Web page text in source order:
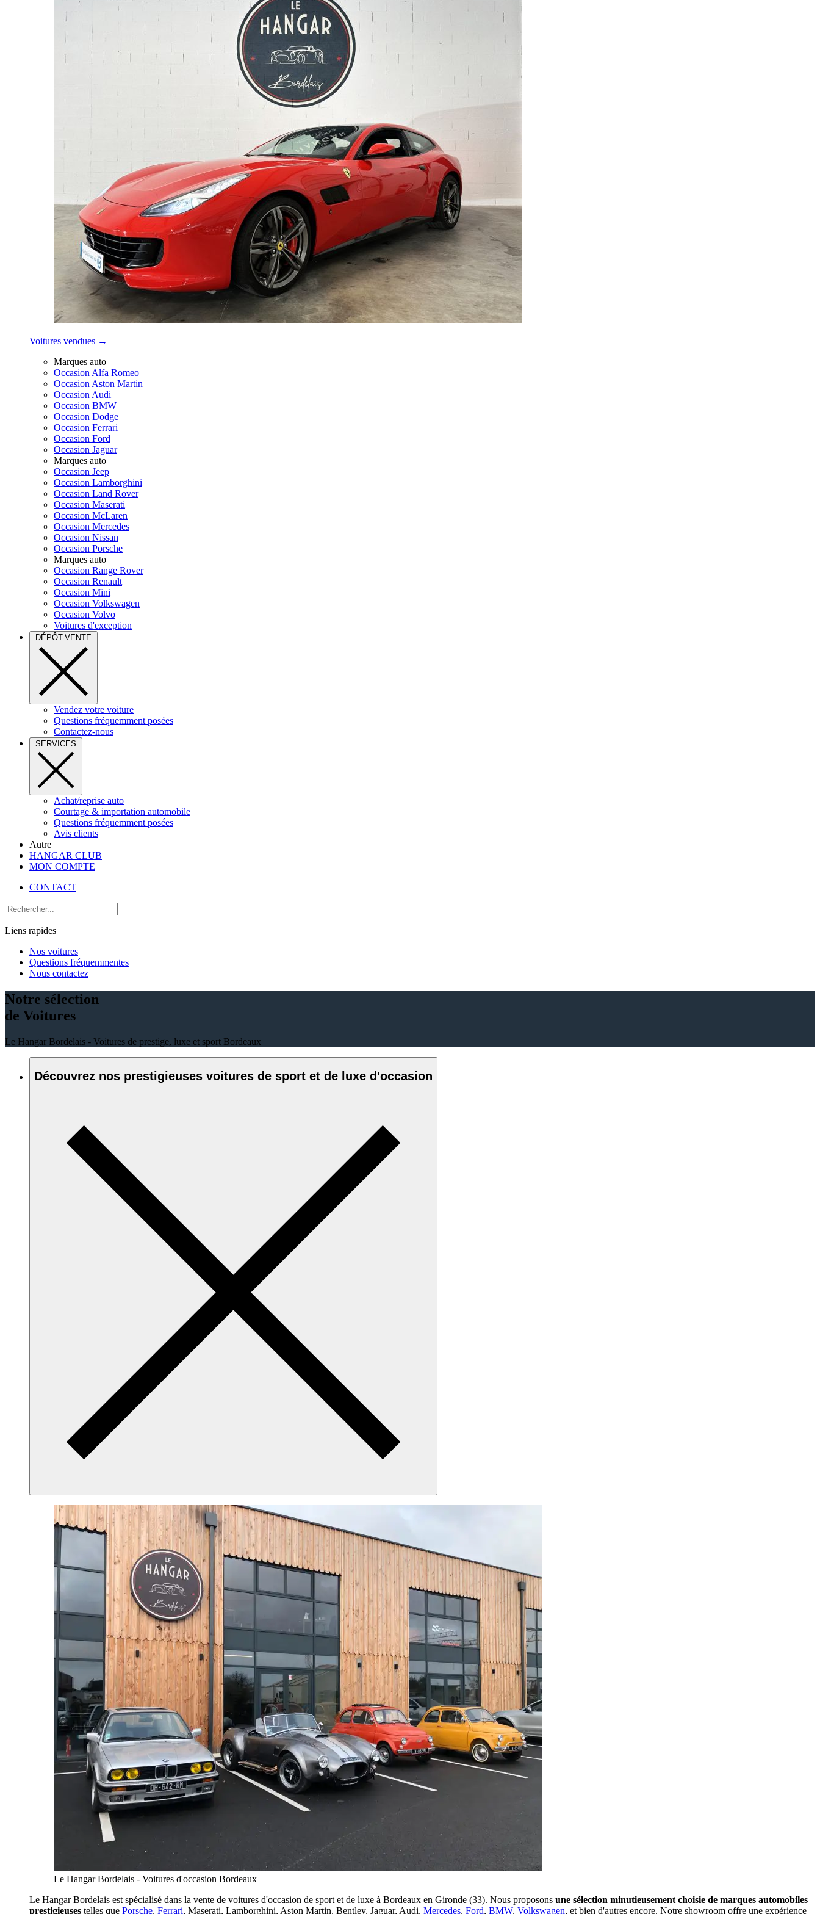
Voitures vendues →
Marques auto
Occasion Alfa Romeo
Occasion Aston Martin
Occasion Audi
Occasion BMW
Occasion Dodge
Occasion Ferrari
Occasion Ford
Occasion Jaguar
Marques auto
Occasion Jeep
Occasion Lamborghini
Occasion Land Rover
Occasion Maserati
Occasion McLaren
Occasion Mercedes
Occasion Nissan
Occasion Porsche
Marques auto
Occasion Range Rover
Occasion Renault
Occasion Mini
Occasion Volkswagen
Occasion Volvo
Voitures d'exception
DÉPÔT-VENTE
Vendez votre voiture
Questions fréquemment posées
Contactez-nous
SERVICES
Achat/reprise auto
Courtage & importation automobile
Questions fréquemment posées
Avis clients
Autre
HANGAR CLUB
MON COMPTE
CONTACT
Liens rapides
Nos voitures
Questions fréquemmentes
Nous contactez
Notre sélection
de Voitures
Le Hangar Bordelais - Voitures de prestige, luxe et sport Bordeaux
Découvrez nos prestigieuses voitures de sport et de luxe d'occasion
Le Hangar Bordelais - Voitures d'occasion Bordeaux
Le Hangar Bordelais est spécialisé dans la vente de voitures d'occasion de sport et de luxe à Bordeaux en Gironde (33). Nous proposons une sélection minutieusement choisie de marques automobiles
prestigieuses telles que Porsche, Ferrari, Maserati, Lamborghini, Aston Martin, Bentley, Jaguar, Audi, Mercedes, Ford, BMW, Volkswagen, et bien d'autres encore. Notre showroom offre une expérience